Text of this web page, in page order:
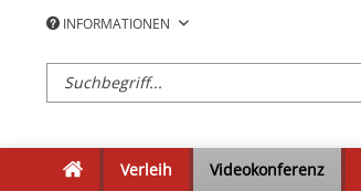
INFORMATIONEN
Verleih Videokonferenz